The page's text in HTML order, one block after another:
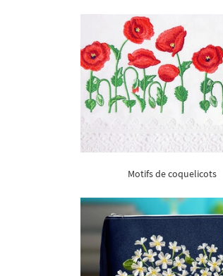
Motifs de coquelicots